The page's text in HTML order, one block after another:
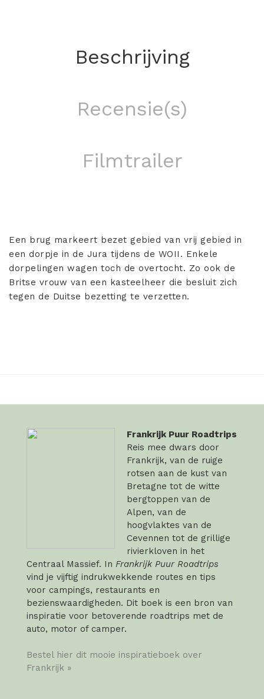
Beschrijving
Recensie(s)
Filmtrailer
Een brug markeert bezet gebied van vrij gebied in
een dorpje in de Jura tijdens de WOII. Enkele
dorpelingen wagen toch de overtocht. Zo ook de
Britse vrouw van een kasteelheer die besluit zich
tegen de Duitse bezetting te verzetten.
Frankrijk Puur Roadtrips
Reis mee dwars door
Frankrijk, van de ruige
rotsen aan de kust van
Bretagne tot de witte
bergtoppen van de
Alpen, van de
hoogvlaktes van de
Cevennen tot de grillige
rivierkloven in het
Centraal Massief. In Frankrijk Puur Roadtrips
vind je vijftig indrukwekkende routes en tips
voor campings, restaurants en
bezienswaardigheden. Dit boek is een bron van
inspiratie voor betoverende roadtrips met de
auto, motor of camper.
Bestel hier dit mooie inspiratieboek over
Frankrijk »